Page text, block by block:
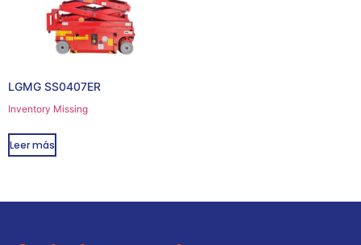
LGMG SS0407ER
Inventory Missing
Leer más